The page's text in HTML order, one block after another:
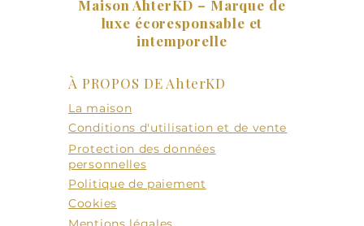
Maison AhterKD – Marque de
luxe écoresponsable et
intemporelle
À PROPOS DE AhterKD
La maison
Conditions d'utilisation et de vente
Protection des données
personnelles
Politique de paiement
Cookies